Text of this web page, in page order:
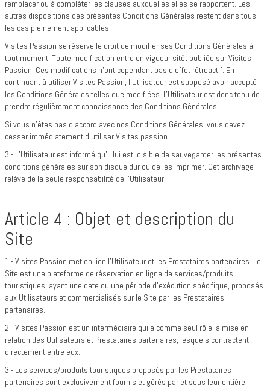
remplacer ou à compléter les clauses auxquelles elles se rapportent. Les
autres dispositions des présentes Conditions Générales restent dans tous
les cas pleinement applicables.
Visites Passion se réserve le droit de modifier ses Conditions Générales à
tout moment. Toute modification entre en vigueur sitôt publiée sur Visites
Passion. Ces modifications n'ont cependant pas d'effet rétroactif. En
continuant à utiliser Visites Passion, l'Utilisateur est supposé avoir accepté
les Conditions Générales telles que modifiées. L'Utilisateur est donc tenu de
prendre régulièrement connaissance des Conditions Générales.
Si vous n'êtes pas d'accord avec nos Conditions Générales, vous devez
cesser immédiatement d'utiliser Visites passion.
3.- L’Utilisateur est informé qu’il lui est loisible de sauvegarder les présentes
conditions générales sur son disque dur ou de les imprimer. Cet archivage
relève de la seule responsabilité de l’Utilisateur.
Article 4 : Objet et description du
Site
1.- Visites Passion met en lien l’Utilisateur et les Prestataires partenaires. Le
Site est une plateforme de réservation en ligne de services/produits
touristiques, ayant une date ou une période d'exécution spécifique, proposés
aux Utilisateurs et commercialisés sur le Site par les Prestataires
partenaires.
2.- Visites Passion est un intermédiaire qui a comme seul rôle la mise en
relation des Utilisateurs et Prestataires partenaires, lesquels contractent
directement entre eux.
3.- Les services/produits touristiques proposés par les Prestataires
partenaires sont exclusivement fournis et gérés par et sous leur entière